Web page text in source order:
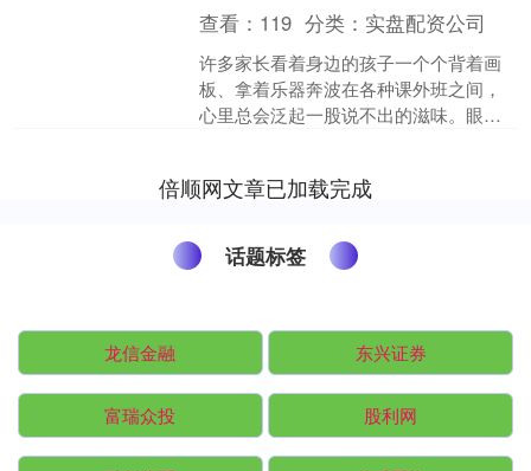
查看： 119 分类： 实盘配资公司
许多家长看着身边的孩子一个个背着画
板、拿着乐器奔波在各种课外班之间，
心里总会泛起一股说不出的滋味。眼下
倍顺网文章已加载完成
话题标签
龙信金融 东兴证券
富瑞众投 股利网